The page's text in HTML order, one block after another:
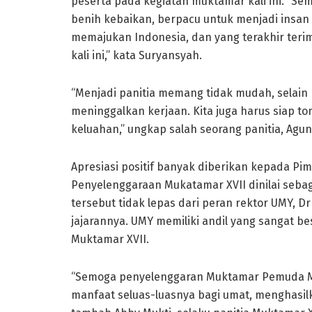
benih kebaikan, berpacu untuk menjadi
memajukan Indonesia, dan yang terakhir
kali ini,” kata Suryansyah.
“Menjadi panitia memang tidak mudah,
meninggalkan kerjaan. Kita juga harus siap
keluahan,” ungkap salah seorang panitia,
Apresiasi positif banyak diberikan kepada
Penyelenggaraan Mukatamar XVII dinilai
tersebut tidak lepas dari peran rektor UMY,
jajarannya. UMY memiliki andil yang sangat
Muktamar XVII.
“Semoga penyelenggaran Muktamar
manfaat seluas-luasnya bagi umat,